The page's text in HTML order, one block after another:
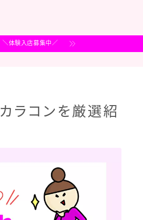
＼体験入店募集中／
ラコンを厳選紹